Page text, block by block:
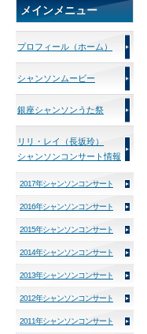
メインメニュー
プロフィール（ホーム）
シャンソンムービー
銀座シャンソンうた祭
リリ・レイ（長坂玲）
シャンソンコンサート情報
2017年シャンソンコンサート
2016年シャンソンコンサート
2015年シャンソンコンサート
2014年シャンソンコンサート
2013年シャンソンコンサート
2012年シャンソンコンサート
2011年シャンソンコンサート